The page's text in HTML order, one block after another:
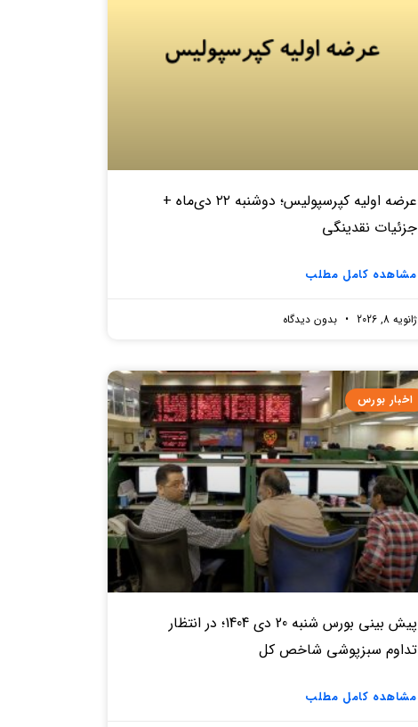
عرضه اولیه کپرسپولیس؛ دوشنبه ۲۲ دی‌ماه +
جزئیات نقدینگی
مشاهده کامل مطلب
ژانویه 8, 2026 بدون دیدگاه
اخبار بورس
پیش بینی بورس شنبه 20 دی 1404؛ در انتظار
تداوم سبزپوشی شاخص کل
مشاهده کامل مطلب